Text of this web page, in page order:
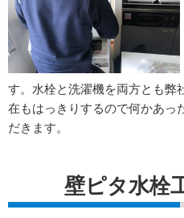
す。水栓と洗濯機を両方とも弊
在もはっきりするので何かあっ
だきます。
壁ピタ水栓